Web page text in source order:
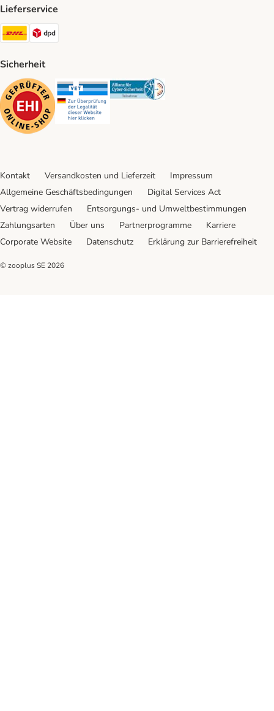
Lieferservice
DHL Shipping Method
Sicherheit
Security Security Security
Kontakt Versandkosten und Lieferzeit
Impressum
Allgemeine Geschäftsbedingungen
Digital Services Act
Vertrag widerrufen
Entsorgungs- und Umweltbestimmungen
Zahlungsarten
Über uns Partnerprogramme
Karriere
Corporate Website
Datenschutz Erklärung zur Barrierefreiheit
© zooplus SE 2026